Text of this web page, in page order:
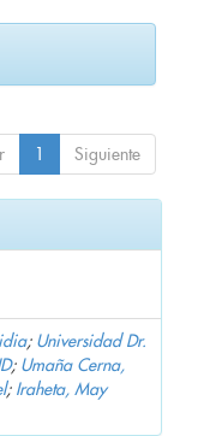
1 Siguiente
; Universidad Dr.
; Umaña Cerna,
; Iraheta, May